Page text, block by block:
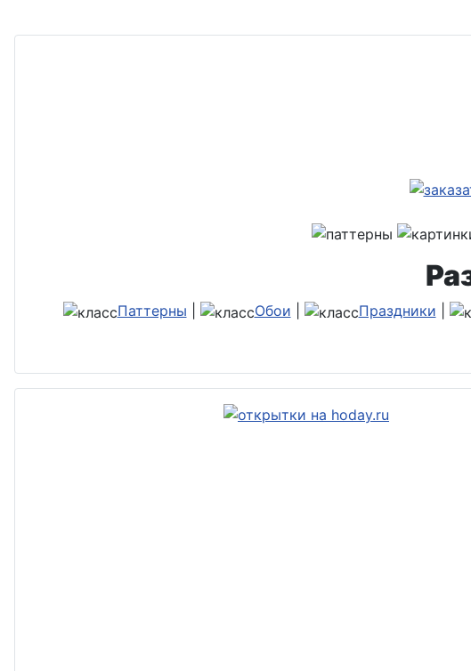
Паттерны Обои Праздники